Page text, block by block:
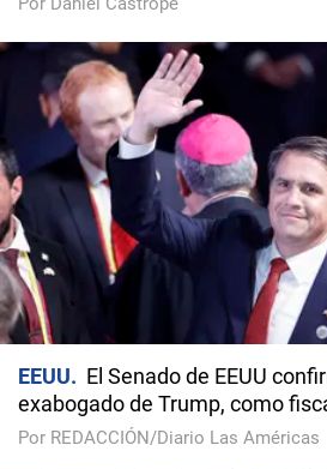
EEUU
El Senado de EEUU
exabogado de Trump, como
Por REDACCIÓN/Diario Las Américas